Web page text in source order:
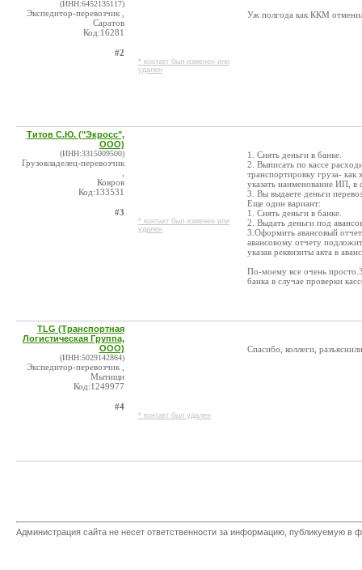
(ИНН:6452135117)
Экспедитор-перевозчик ,
Саратов
Код:16281
#2
* контакт был изменен или
удален
Уж полгода как ККМ
Титов С.Ю. ("Экросс",
ООО)
(ИНН:3315009500)
Грузовладелец-перевозчик
Ковров
Код:133531
#3
* контакт был изменен или
удален
1. Снять деньги в банке.
2. Выписать по кассе
транспортировку груза-
указать наименование ИП,
3. Вы выдаете деньги
Еще один вариант:
1. Снять деньги в банке.
2. Выдать деньги под
3.Оформить авансовый отчет
авансовому отчету
указав реквизиты акта в
По-моему все очень
банка в случае проверки
TLG (Транспортная
Логистическая Группа,
ООО)
(ИНН:5029142864)
Экспедитор-перевозчик ,
Мытищи
Код:1249977
#4
* контакт был удален
Спасибо, коллеги,
Администрация сайта не несет ответственности за информацию, публикуемую